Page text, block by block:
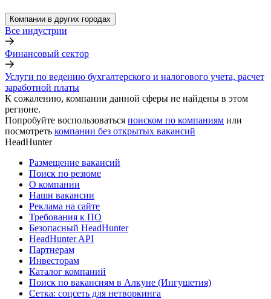
Компании в других городах
Все индустрии
Финансовый сектор
Услуги по ведению бухгалтерского и налогового учета, расчет
заработной платы
К сожалению, компании данной сферы не найдены в этом
регионе.
Попробуйте воспользоваться поиском по компаниям или
посмотреть компании без открытых вакансий
HeadHunter
Размещение вакансий
Поиск по резюме
О компании
Наши вакансии
Реклама на сайте
Требования к ПО
Безопасный HeadHunter
HeadHunter API
Партнерам
Инвесторам
Каталог компаний
Поиск по вакансиям в Алкуне (Ингушетия)
Сетка: соцсеть для нетворкинга